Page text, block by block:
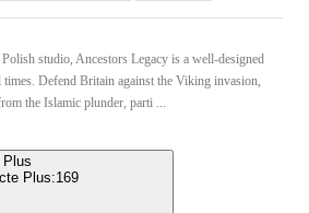
studio, Ancestors Legacy is a well-designed
Defend Britain against the Viking invasion,
the Islamic plunder, parti ...
Plus
Plus:169